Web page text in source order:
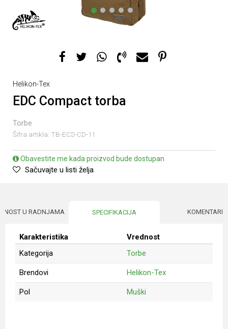
1 2 3 4 5
Helikon-Tex
EDC Compact torba
Torbe
Šifra artikla: TB-ECS-CD-11
Obavestite me kada proizvod bude dostupan
Sačuvajte u listi želja
U RADNJAMA SPECIFIKACIJA KOMENTARI
Karakteristika
Vrednost
Kategorija
Torbe
Brendovi Helikon-Tex
Pol Muški